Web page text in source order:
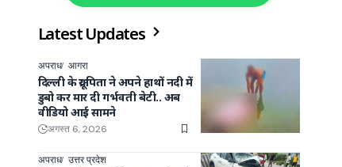
Latest Updates
अपराध आगरा
दिल्ली के क्रूर पिता ने अपने हाथों नदी में
डुबो कर मार दी गर्भवती बेटी.. अब
वीडियो आई सामने
अगस्त 6, 2026
अपराध उत्तर प्रदेश